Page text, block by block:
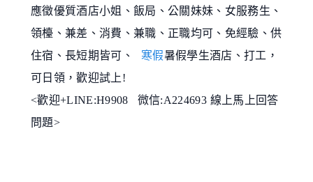
應徵優質酒店小姐、飯局、公關妹妹、女服務生、
領檯、兼差、消費、兼職、正職均可、免經驗、供
住宿、長短期皆可、
寒假暑假學生酒店、打工，
可日領，歡迎試上!
<歡迎+LINE:H9908 微信:A224693 線上馬上回答
問題>